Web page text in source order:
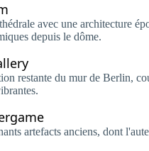
avec une architecture
depuis le dôme.
restante du mur de Berlin,
artefacts anciens, dont